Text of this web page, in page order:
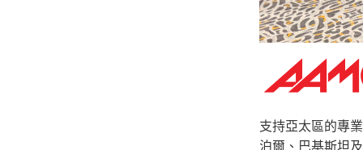
支持亞太區的專
泊爾、巴基斯坦